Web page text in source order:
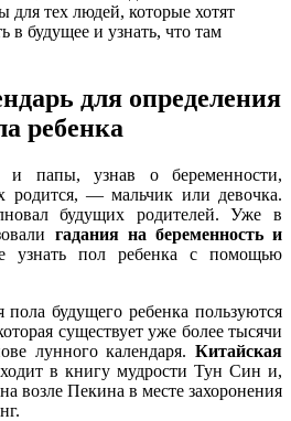
тех людей, которые хотят
в будущее и узнать, что там
для определения
ребенка
папы, узнав о беременности,
родится, — мальчик или девочка.
будущих родителей. Уже в
гадания на беременность и
узнать пол ребенка с помощью
будущего ребенка пользуются
существует уже более тысячи
лунного календаря. Китайская
в книгу мудрости Тун Син и,
возле Пекина в месте захоронения